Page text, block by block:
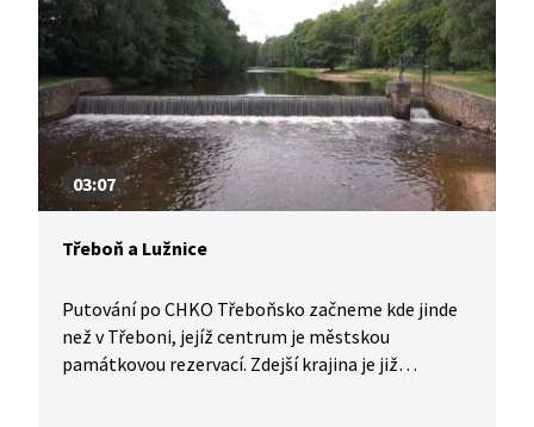
03:07
Třeboň a Lužnice
Putování po CHKO Třeboňsko začneme kde jinde
než v Třeboni, jejíž centrum je městskou
památkovou rezervací. Zdejší krajina je již